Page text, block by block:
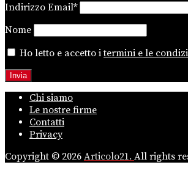
Indirizzo Email*
Nome
Ho letto e accetto itermini e le
Chi siamo
Le nostre firme
Contatti
Privacy
Copyright © 2026 Articolo21. All rights